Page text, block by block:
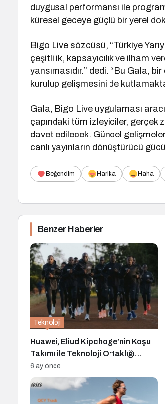
duygusal performansı ile
küresel geceye güçlü bir yerel
Bigo Live sözcüsü, “Türkiye
çeşitlilik, kapsayıcılık ve ilham
yansımasıdır.” dedi. “Bu Gala,
kurulup gelişmesini de
Gala, Bigo Live uygulaması
çapındaki tüm izleyiciler, gerçek
davet edilecek. Güncel
canlı yayınların dönüştürücü
Beğendim Harika Haha
Benzer Haberler
Huawei, Eliud Kipchoge’nin Koşu
Takımı ile Teknoloji Ortaklığı
Kurdu
Teknoloji
6 ay önce